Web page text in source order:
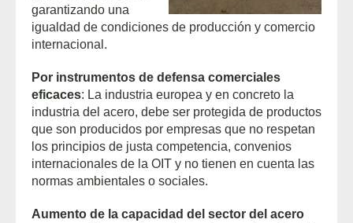
garantizando una
igualdad de condiciones de producción y comercio
internacional.
Por instrumentos de defensa comerciales
eficaces: La industria europea y en concreto la
industria del acero, debe ser protegida de productos
que son producidos por empresas que no respetan
los principios de justa competencia, convenios
internacionales de la OIT y no tienen en cuenta las
normas ambientales o sociales.
Aumento de la capacidad del sector del acero